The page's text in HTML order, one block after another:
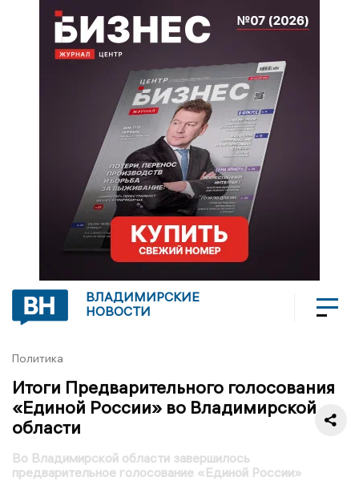
ВЛАДИМИРСКИЕ
НОВОСТИ
Политика
Итоги Предварительного голосования
«Единой России» во Владимирской
области
Во Владимирской области завершилось
предварительное голосование «Единой России»